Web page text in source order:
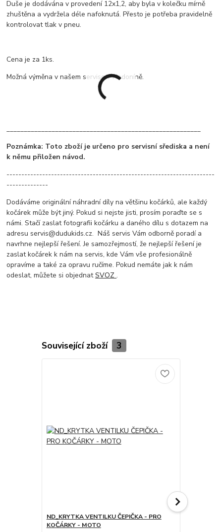
Duše je dodávána v provedení 12x1,2, aby byla v kolečku mírně
zhuštěna a vydržela déle nafoknutá. Přesto je potřeba pravidelně
kontrolovat tlak v pneu.
Cena je za 1ks.
Možná výměna v našem servise v Hodoníně.
Poznámka: Toto zboží je určeno pro servisní sřediska a není
k němu přiložen návod.
----------------------------------------------------------------------
--------------
Dodáváme originální náhradní díly na většinu kočárků, ale každý
kočárek může být jiný. Pokud si nejste jisti, prosím poraďte se s
námi. Stačí zaslat fotografii kočárku a daného dílu s dotazem na
adresu servis@dudukids.cz. Náš servis Vám odborně poradí a
navrhne nejlepší řešení. Je samozřejmostí, že nejlepší řešení je
zaslat kočárek k nám na servis, kde Vám vše profesionálně
opravíme a také za opravu ručíme. Pokud nemáte jak k nám
odeslat, můžete si objednatSVOZ.
Související zboží 3
ND_KRYTKA VENTILKU ČEPIČKA - PRO
KOČÁRKY - MOTO